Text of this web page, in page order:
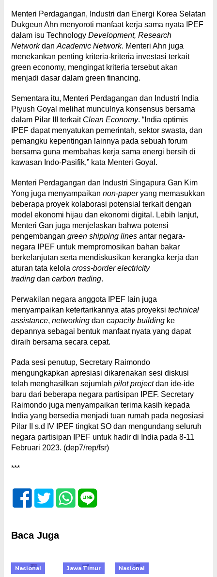
Menteri Perdagangan, Industri dan Energi Korea Selatan
Dukgeun Ahn menyoroti manfaat kerja sama nyata IPEF
dalam isu Technology Development, Research
Networkdan Academic Network. Menteri Ahn juga
menekankan penting kriteria-kriteria investasi terkait
green economy, mengingat kriteria tersebut akan
menjadi dasar dalam green financing.
Sementara itu, Menteri Perdagangan dan Industri India
Piyush Goyal melihat munculnya konsensus bersama
dalam Pilar III terkait Clean Economy. “India optimis
IPEF dapat menyatukan pemerintah, sektor swasta, dan
pemangku kepentingan lainnya pada sebuah forum
bersama guna membahas kerja sama energi bersih di
kawasan Indo-Pasifik,” kata Menteri Goyal.
Menteri Perdagangan dan Industri Singapura Gan Kim
Yong juga menyampaikan non-paperyang memasukkan
beberapa proyek kolaborasi potensial terkait dengan
model ekonomi hijau dan ekonomi digital. Lebih lanjut,
Menteri Gan juga menjelaskan bahwa potensi
pengembangan green shipping lines antar negara-
negara IPEF untuk mempromosikan bahan bakar
berkelanjutan serta mendiskusikan kerangka kerja dan
aturan tata kelola cross-border electricity
trading dan carbon trading.
Perwakilan negara anggota IPEF lain juga
menyampaikan ketertarikannya atas proyeksi technical
assistance, networking dan capacity building ke
depannya sebagai bentuk manfaat nyata yang dapat
diraih bersama secara cepat.
Pada sesi penutup, Secretary Raimondo
mengungkapkan apresiasi dikarenakan sesi diskusi
telah menghasilkan sejumlah pilot projectdan ide-ide
baru dari beberapa negara partisipan IPEF. Secretary
Raimondo juga menyampaikan terima kasih kepada
India yang bersedia menjadi tuan rumah pada negosiasi
Pilar II s.d IV IPEF tingkat SO dan mengundang seluruh
negara partisipan IPEF untuk hadir di India pada 8-11
Februari 2023. (dep7/rep/fsr)
***
Baca Juga
Nasional Jawa Timur Nasional